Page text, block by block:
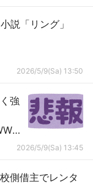
説「リング」
2026/5/9(Sa) 13:50
強
2026/5/9(Sa) 13:45
側借主でレンタ